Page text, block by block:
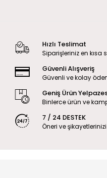
Hızlı Teslimat
Siparişleriniz en kısa
Güvenli Alışveriş
Güvenli ve kolay
Geniş Ürün
Binlerce ürün ve
7 / 24 DESTEK
Öneri ve